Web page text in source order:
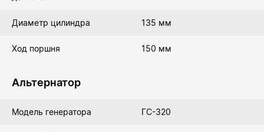
Диаметр цилиндра 135 мм
Ход поршня 150 мм
Альтернатор
Модель генератора ГС-320